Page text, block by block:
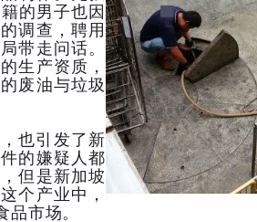
的男子也因
调查，聘用
带走问话。
生产资质，
废油与垃圾
也引发了新
的嫌疑人都
但是新加坡
个产业中，
品市场。